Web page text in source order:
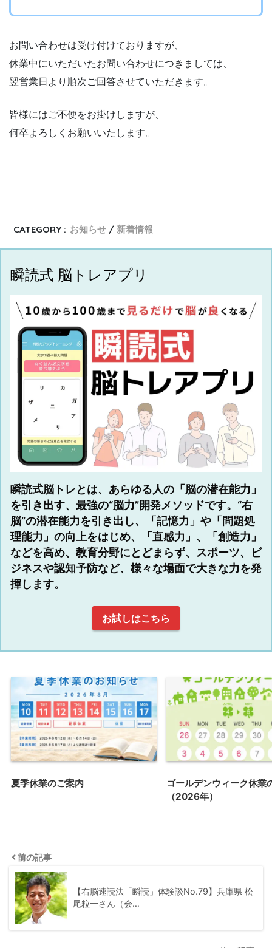
お問い合わせは受け付けておりますが、
休業中にいただいたお問い合わせにつきましては、
翌営業日より順次ご回答させていただきます。
皆様にはご不便をお掛けしますが、
何卒よろしくお願いいたします。
CATEGORY : お知らせ 新着情報
瞬読式 脳トレアプリ
瞬読式脳トレとは、あらゆる人の「脳の潜在能力」
を引き出す、最強の“脳力”開発メソッドです。“右
脳”の潜在能力を引き出し、「記憶力」や「問題処
理能力」の向上をはじめ、「直感力」、「創造力」
などを高め、教育分野にとどまらず、スポーツ、ビ
ジネスや認知予防など、様々な場面で大きな力を発
揮します。
お試しはこちら
夏季休業のご案内
ゴールデンウィーク休業
（2026年）
前の記事
【右脳速読法「瞬読」体験談No.79】兵庫県 松
尾粒一さん（会…